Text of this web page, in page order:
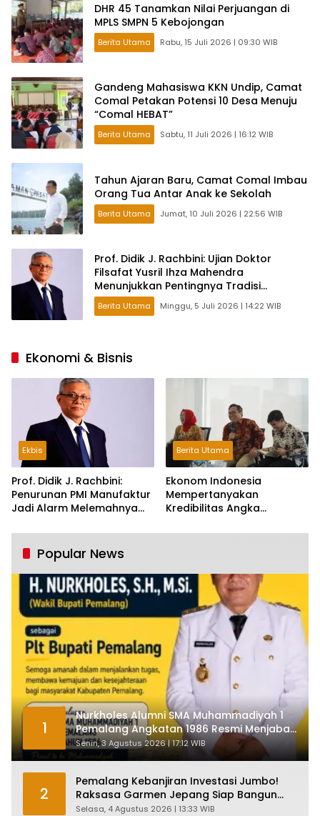
DHR 45 Tanamkan Nilai Perjuangan di
MPLS SMPN 5 Kebojongan
Berita Utama Rabu, 15 Juli 2026 | 09:30 WIB
Gandeng Mahasiswa KKN Undip, Camat
Comal Petakan Potensi 10 Desa Menuju
“Comal HEBAT”
Berita Utama Sabtu, 11 Juli 2026 | 16:12 WIB
Tahun Ajaran Baru, Camat Comal Imbau
Orang Tua Antar Anak ke Sekolah
Berita Utama Jumat, 10 Juli 2026 | 22:56 WIB
Prof. Didik J. Rachbini: Ujian Doktor
Filsafat Yusril Ihza Mahendra
Menunjukkan Pentingnya Tradisi
Intelektual dalam Politik
Berita Utama Minggu, 5 Juli 2026 | 14:22 WIB
Ekonomi & Bisnis
Ekbis
Prof. Didik J. Rachbini:
Penurunan PMI Manufaktur
Jadi Alarm Melemahnya
Berita Utama
Ekonom Indonesia
Mempertanyakan
Kredibilitas Angka
Tumbuh Tapi Rapuh
Popular News
1
Nurkholes Alumni SMA Muhammadiyah 1
Pemalang Angkatan 1986 Resmi Menjabat
Plt Bupati, Inilah Pesan Ketua Asmam 86
Senin, 3 Agustus 2026 | 17:12 WIB
2
Pemalang Kebanjiran Investasi Jumbo!
Raksasa Garmen Jepang Siap Bangun
Pabrik dan Serap Ribuan Tenaga Kerja
Selasa, 4 Agustus 2026 | 13:33 WIB